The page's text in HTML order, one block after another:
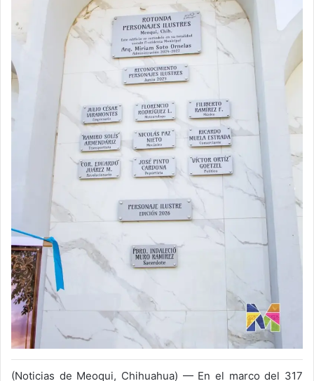
(Noticias de Meoqui, Chihuahua) — En el marco del 317